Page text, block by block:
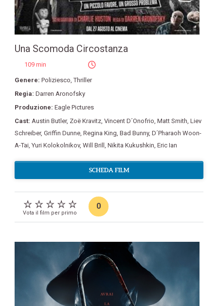
Una Scomoda Circostanza
109 min
Genere: Poliziesco,Thriller
Regia: Darren Aronofsky
Produzione: Eagle Pictures
Cast: Austin Butler, Zoë Kravitz, Vincent D´Onofrio, Matt Smith, Liev
Schreiber, Griffin Dunne, Regina King, Bad Bunny, D´Pharaoh Woon-
A-Tai, Yuri Kolokolnikov, Will Brill , Nikita Kukushkin, Eric Ian
SCHEDA FILM
Vota il film per primo
0